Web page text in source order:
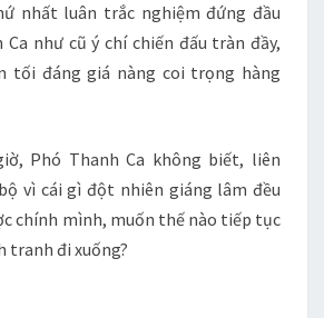
nhất luân trắc nghiệm đứng đầu
Ca như cũ ý chí chiến đấu tràn đầy,
tối đáng giá nàng coi trọng hàng
Phó Thanh Ca không biết, liên
vì cái gì đột nhiên giáng lâm đều
chính mình, muốn thế nào tiếp tục
tranh đi xuống?